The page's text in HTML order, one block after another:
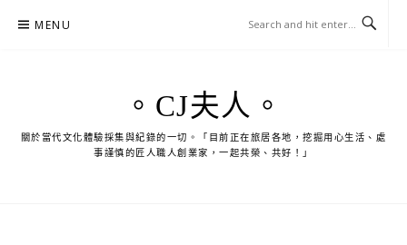
MENU
。CJ夫人。
關於當代文化體驗採集與紀錄的一切。「目前正在旅居各地，挖掘用心生活、處
事謹慎的匠人職人創業家，一起共榮、共好！」